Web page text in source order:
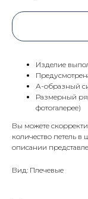
Изделие
А-образный
Размерный
фотогалерее)
Вы можете
количество петель
описании
Вид: Плечевые